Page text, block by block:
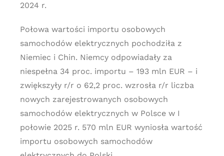
2024 r.
Połowa wartości importu osobowych
samochodów elektrycznych pochodziła z
Niemiec i Chin. Niemcy odpowiadały za
niespełna 34 proc. importu – 193 mln EUR – i
zwiększyły r/r o 62,2 proc. wzrosła r/r liczba
nowych zarejestrowanych osobowych
samochodów elektrycznych w Polsce w I
połowie 2025 r. 570 mln EUR wyniosła wartość
importu osobowych samochodów